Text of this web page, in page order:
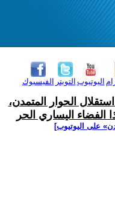
الفيسبوك التويتر اليوتيوب
الحوار المتمدن،
اليساري الحر
على اليوتيوب]